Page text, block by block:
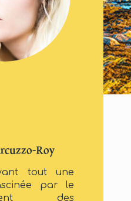
Roy
tout une
par le
des